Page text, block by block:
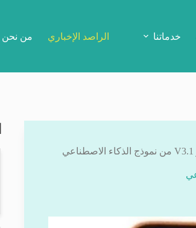
خدماتنا الراصد الإخباري من نحن